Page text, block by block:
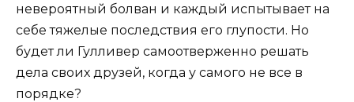
невероятный болван и каждый испытывает на
себе тяжелые последствия его глупости. Но
будет ли Гулливер самоотверженно решать
дела своих друзей, когда у самого не все в
порядке?